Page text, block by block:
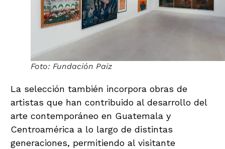
Foto: Fundación Paiz
La selección también incorpora obras de
artistas que han contribuido al desarrollo del
arte contemporáneo en Guatemala y
Centroamérica a lo largo de distintas
generaciones, permitiendo al visitante